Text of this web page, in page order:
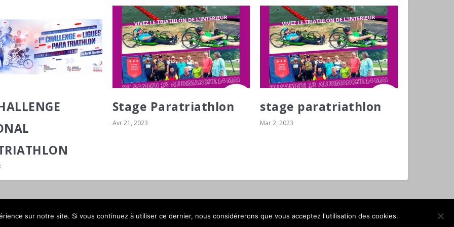
Stage Paratriathlon
Avr 21, 2023
stage paratriathlon
Mar 2, 2023
sur notre site. Si vous continuez à utiliser ce dernier, nous considérerons que vous acceptez l'utilisation des cookies.